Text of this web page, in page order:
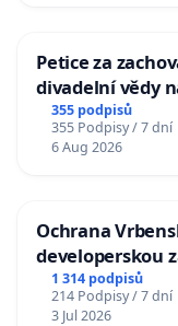
Petice za
divadelní vědy
355 podpisů
355 Podpisy / 7 dní
6 Aug 2026
Ochrana
developerskou
1 314 podpisů
214 Podpisy / 7 dní
3 Jul 2026